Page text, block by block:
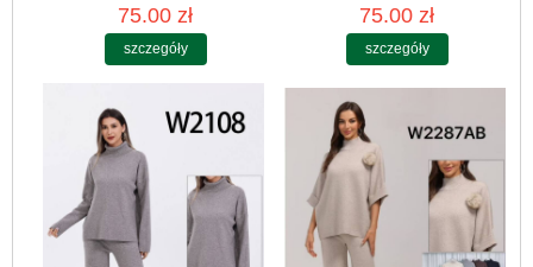
75.00 zł
szczegóły
75.00 zł
szczegóły